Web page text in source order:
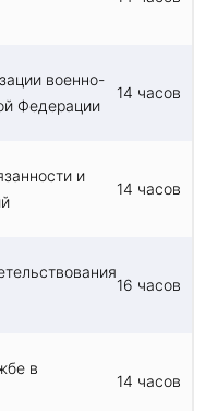
военно-
Федерации
14 часов
и
14 часов
16 часов
в
14 часов